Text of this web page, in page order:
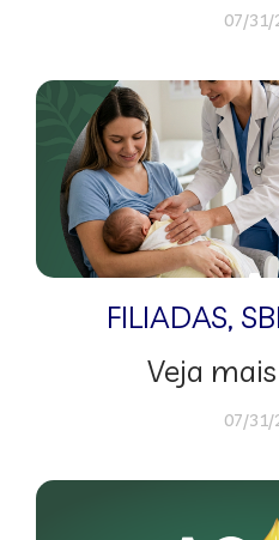
07/31/
FILIADAS,
Veja
07/31/